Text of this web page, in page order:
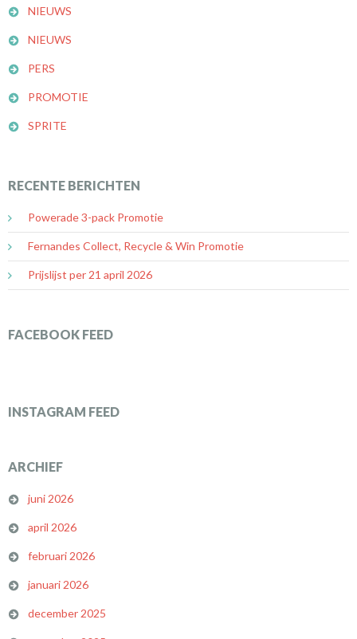
NIEUWS
NIEUWS
PERS
PROMOTIE
SPRITE
RECENTE BERICHTEN
Powerade 3-pack Promotie
Fernandes Collect, Recycle & Win Promotie
Prijslijst per 21 april 2026
FACEBOOK FEED
INSTAGRAM FEED
ARCHIEF
juni 2026
april 2026
februari 2026
januari 2026
december 2025